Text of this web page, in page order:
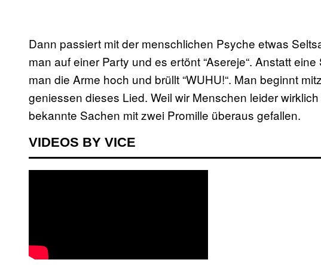
Dann passiert mit der menschlichen Psyche etwas
man auf einer Party und es ertönt “Asereje“. Anstatt
man die Arme hoch und brüllt “WUHU!“. Man beginnt
geniessen dieses Lied. Weil wir Menschen leider
bekannte Sachen mit zwei Promille überaus gefallen.
VIDEOS BY VICE